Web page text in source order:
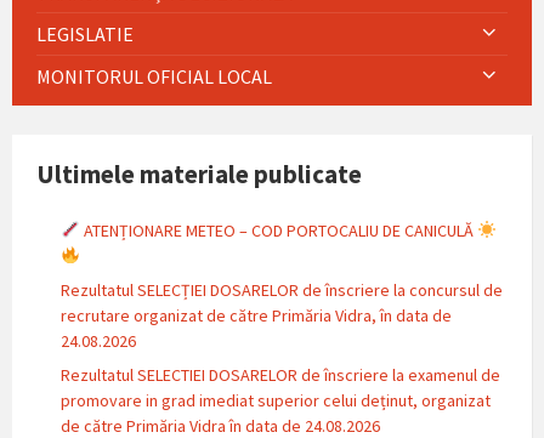
LEGISLATIE
MONITORUL OFICIAL LOCAL
Ultimele materiale publicate
ATENȚIONARE METEO – COD PORTOCALIU DE CANICULĂ
Rezultatul SELECȚIEI DOSARELOR de înscriere la concursul de
recrutare organizat de către Primăria Vidra, în data de
24.08.2026
Rezultatul SELECTIEI DOSARELOR de înscriere la examenul de
promovare in grad imediat superior celui deținut, organizat
de către Primăria Vidra în data de 24.08.2026